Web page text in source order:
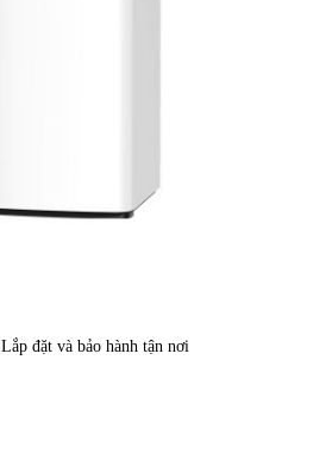
Lắp đặt và bảo hành tận nơi